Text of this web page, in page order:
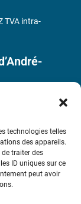
technologies telles
des appareils.
traiter des
ID uniques sur ce
peut avoir
TVA intra-